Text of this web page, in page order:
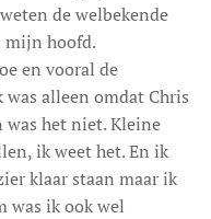
de welbekende
mijn hoofd.
en vooral de
alleen omdat Chris
het niet. Kleine
ik weet het. En ik
klaar staan maar ik
was ik ook wel